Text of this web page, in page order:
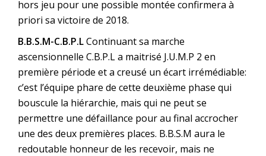
hors jeu pour une possible montée confirmera à
priori sa victoire de 2018.
B.B.S.M-C.B.P.LContinuant sa marche
ascensionnelle C.B.P.L a maitrisé J.U.M.P 2 en
première période et a creusé un écart irrémédiable:
c’est l’équipe phare de cette deuxième phase qui
bouscule la hiérarchie, mais qui ne peut se
permettre une défaillance pour au final accrocher
une des deux premières places. B.B.S.M aura le
redoutable honneur de les recevoir, mais ne